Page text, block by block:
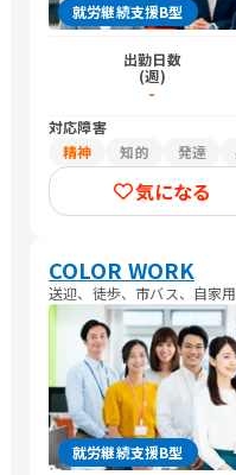
就労継続支援B型
出勤日数
(週)
-
対応障害
精神
知的 発達
気になる
COLOR WORK
送迎、徒歩、市バス、自家
就労継続支援B型